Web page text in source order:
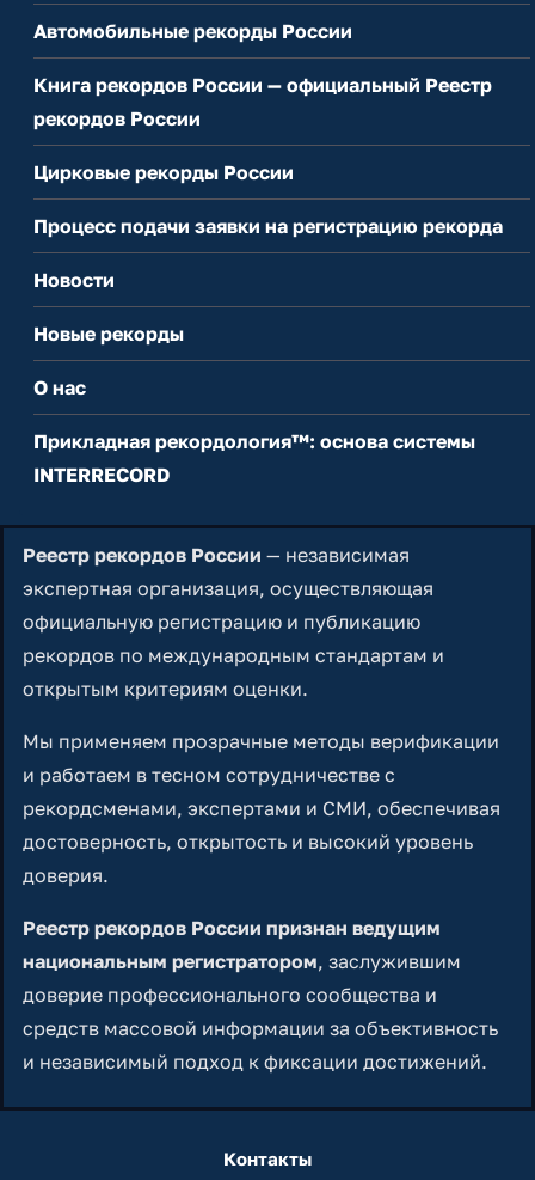
Автомобильные рекорды России
Книга рекордов России — официальный Реестр
рекордов России
Цирковые рекорды России
Процесс подачи заявки на регистрацию рекорда
Новости
Новые рекорды
О нас
Прикладная рекордология™: основа системы
INTERRECORD
Реестр рекордов России — независимая
экспертная организация, осуществляющая
официальную регистрацию и публикацию
рекордов по международным стандартам и
открытым критериям оценки.
Мы применяем прозрачные методы верификации
и работаем в тесном сотрудничестве с
рекордсменами, экспертами и СМИ, обеспечивая
достоверность, открытость и высокий уровень
доверия.
Реестр рекордов России признан ведущим
национальным регистратором, заслужившим
доверие профессионального сообщества и
средств массовой информации за объективность
и независимый подход к фиксации достижений.
Контакты